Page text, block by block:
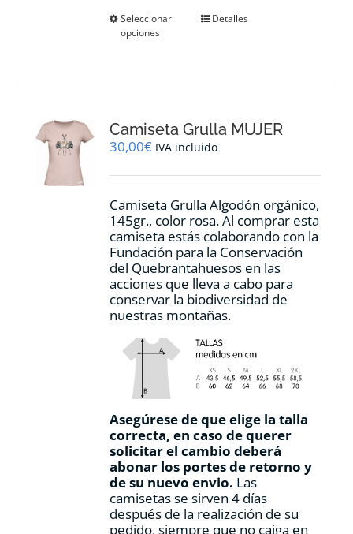
Seleccionar
opciones
Este
se
pueden
en
página
de
producto
Detalles
Camiseta Grulla MUJER
30,00€ IVA incluido
Camiseta Grulla Algodón orgánico,
145gr., color rosa. Al comprar esta
camiseta estás colaborando con la
Fundación para la Conservación
del Quebrantahuesos en las
acciones que lleva a cabo para
conservar la biodiversidad de
nuestras montañas.
Asegúrese de que elige la talla
correcta, en caso de querer
solicitar el cambio deberá
abonar los portes de retorno y
de su nuevo envio. Las
camisetas se sirven 4 días
después de la realización de su
pedido, siempre que no caiga en